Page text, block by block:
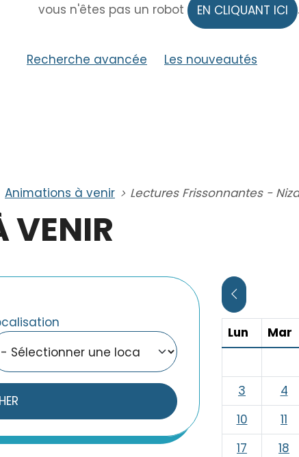
vous n'êtes pas un robot
EN CLIQUANT ICI .
Recherche avancée Les nouveautés
Animations à venir Lectures Frissonnantes -
VENIR
CLIQUER
Lun LundiMar
3
4
10
11
17
18